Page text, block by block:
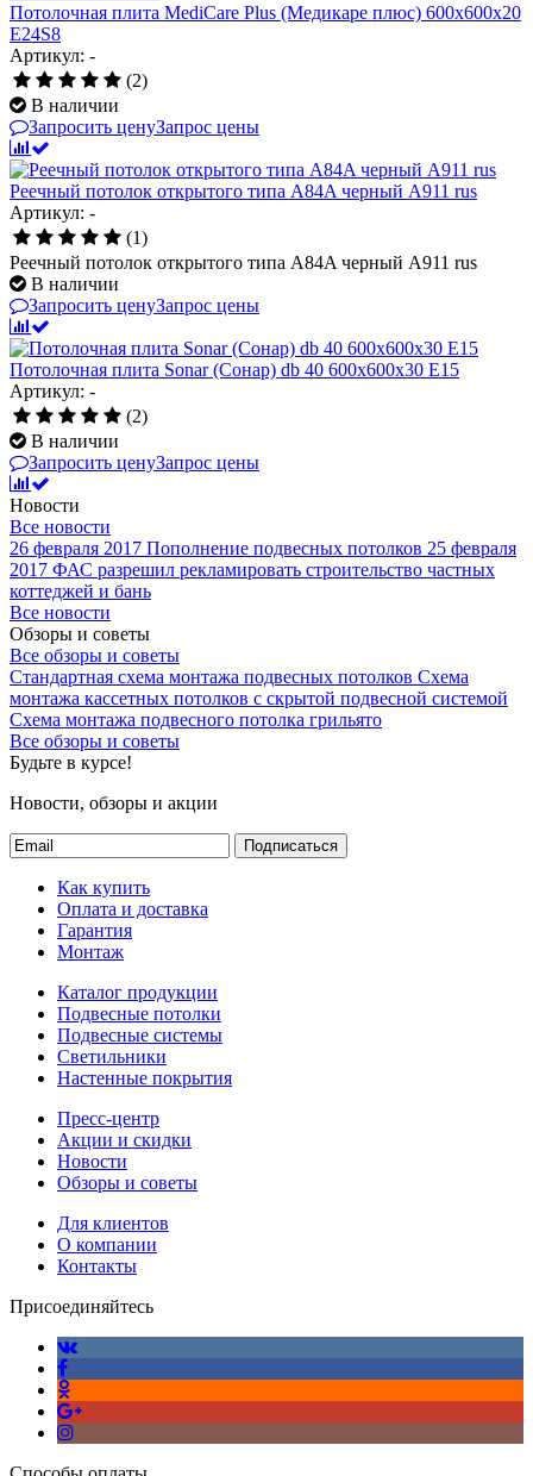
Потолочная плита MediCare Plus (Медикаре плюс) 600х600х20
E24S8
Артикул: -
(2)
В наличии
Запросить ценуЗапрос цены
Реечный потолок открытого типа A84A черный A911 rus
Артикул: -
(1)
Реечный потолок открытого типа A84A черный A911 rus
В наличии
Запросить ценуЗапрос цены
Потолочная плита Sonar (Сонар) db 40 600x600x30 E15
Артикул: -
(2)
В наличии
Запросить ценуЗапрос цены
Новости
Все новости
26 февраля 2017 Пополнение подвесных потолков 25 февраля
2017 ФАС разрешил рекламировать строительство частных
коттеджей и бань
Все новости
Обзоры и советы
Все обзоры и советы
Стандартная схема монтажа подвесных потолков Схема
монтажа кассетных потолков с скрытой подвесной системой
Схема монтажа подвесного потолка грильято
Все обзоры и советы
Будьте в курсе!
Новости, обзоры и акции
Подписаться
Как купить
Оплата и доставка
Гарантия
Монтаж
Каталог продукции
Подвесные потолки
Подвесные системы
Светильники
Настенные покрытия
Пресс-центр
Акции и скидки
Новости
Обзоры и советы
Для клиентов
О компании
Контакты
Присоединяйтесь